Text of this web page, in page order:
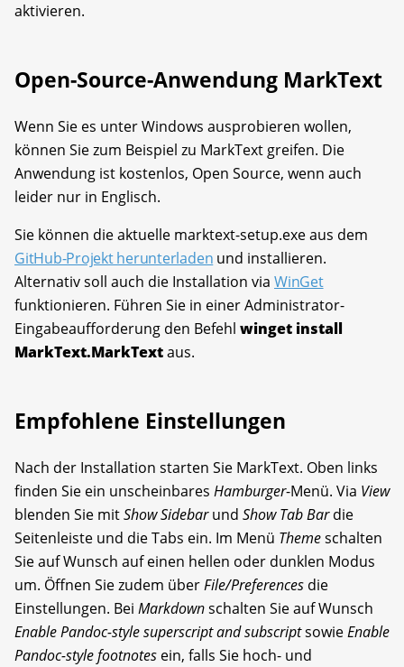
aktivieren.
Open-Source-Anwendung MarkText
Wenn Sie es unter Windows ausprobieren wollen,
können Sie zum Beispiel zu MarkText greifen. Die
Anwendung ist kostenlos, Open Source, wenn auch
leider nur in Englisch.
Sie können die aktuelle marktext-setup.exe aus dem
GitHub-Projekt herunterladen und installieren.
Alternativ soll auch die Installation via WinGet
funktionieren. Führen Sie in einer Administrator-
Eingabeaufforderung den Befehl winget install
MarkText.MarkTextaus.
Empfohlene Einstellungen
Nach der Installation starten Sie MarkText. Oben links
finden Sie ein unscheinbares Hamburger-Menü. Via View
blenden Sie mitShow Sidebarund Show Tab Bardie
Seitenleiste und die Tabs ein. Im Menü Themeschalten
Sie auf Wunsch auf einen hellen oder dunklen Modus
um. Öffnen Sie zudem überFile/Preferences die
Einstellungen. Bei Markdownschalten Sie auf Wunsch
Enable Pandoc-style superscript and subscriptsowieEnable
Pandoc-style footnotes ein, falls Sie hoch- und